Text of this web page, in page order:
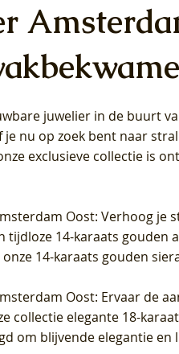
Lab
Blush Lab
LG9007Y/S -
grown Diamant
Blush Lab
Geelgoud (14k)
Diamant
-
Blush Lab
Geelgoud (14k)
Diamant
juwelier in de buurt
je nu op zoek bent naar
exclusieve collectie is
Oost: Verhoog je
tijdloze 14-karaats
14-karaats gouden
Oost: Ervaar de
collectie elegante 18-
om blijvende elegantie en